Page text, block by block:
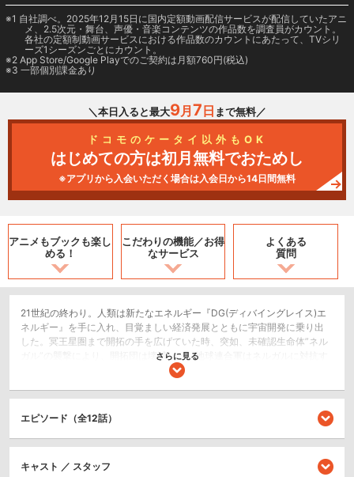
1 自社調べ。2025年12月15日に国内定額動画配信サービスが配信していたアニ
メ、2.5次元・舞台、声優・音楽コンテンツの作品数を調査員がカウント。
各社の定額制動画サービスにおける作品数のカウントにあたって、TVシリ
ーズ1シーズンごとにカウント。
2 App Store/Google Playでのご契約は月額760円(税込)
3 一部個別課金あり
＼本日入ると最大9月 7 日 まで無料／
ドコモのケータイ以外もOK
はじめての方は初月無料でおためし
※アプリから入会いただく場合は入会日から14日間無料
アニメもブックも楽し
める！
こだわりの機能／お得
なサービス
よくある
質問
21世紀の終わり。人類は新たなエネルギー『DG(ディバイングレイス)エ
ネルギー』を手に入れ、目覚ましい経済発展とともに宇宙開発に乗り出
した。冥王星圏まで開拓の手を広げていた時、突如、未確認生命体”ネル
ガル”の襲撃により、開拓団は壊滅した。地球連合軍はネルガルに対抗す
るため、世界中の遺跡から発掘された古代ロボット兵器”G’s フレー
ガールズ”からなる『AG部隊』を結成した。人類にとって初となる古代ロ
ボットと少女による対ネルガル戦ーー地球を護るために飛び立った第１
次AG部隊は、木星トロヤ群戦役において多くの死者を出し、4号機アセ
ナのパイロット南宮 麗雨（みなみや れいう）はMIA（戦闘中行方不
の麗雨を探すためAG部隊に志願する。仲間たちとの友情、古代ロボット
さらに見る
エピソード（全12話）
キャスト ／ スタッフ